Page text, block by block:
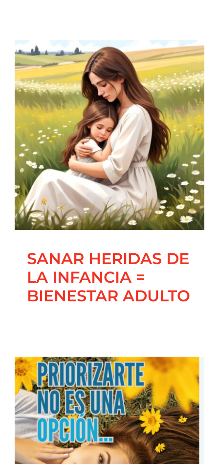
SANAR HERIDAS DE
LA INFANCIA =
BIENESTAR ADULTO
Blog Constelaciones familiares Principal
SANAR HERIDAS DE
LA INFANCIA =
BIENESTAR ADULTO